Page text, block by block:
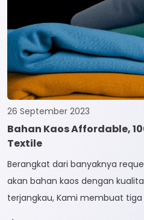
kain Bycel juga diberi
dua jenis […]
26 September 2023
Bahan Kaos Affordable,
Textile
Berangkat dari banyaknya
akan bahan kaos dengan
terjangkau, Kami membuat